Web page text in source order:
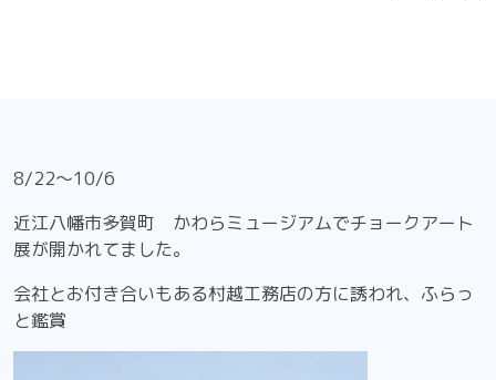
8/22～10/6
近江八幡市多賀町 かわらミュージアムでチョークアート
展が開かれてました。
会社とお付き合いもある村越工務店の方に誘われ、ふらっ
と鑑賞